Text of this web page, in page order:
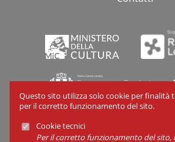
Cookies
Questo sito utilizza solo cookie per finalità
per il corretto funzionamento del sito.
Cookie tecnici
Per il corretto funzionamento del sito,